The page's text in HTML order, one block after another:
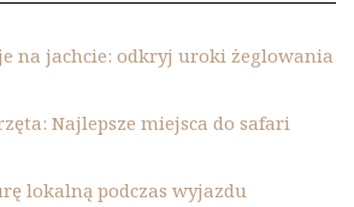
na jachcie: odkryj uroki żeglowania
Najlepsze miejsca do safari
lokalną podczas wyjazdu